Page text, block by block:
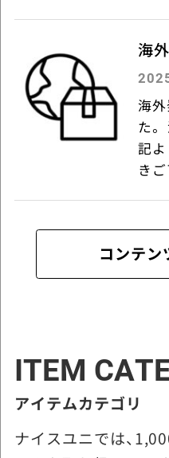
海
海
た
記
き
コンテン
ITEM
アイテムカテゴリ
ナイスユニでは、